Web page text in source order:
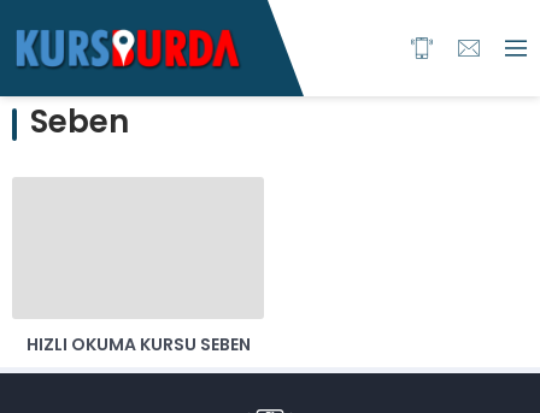
Seben
HIZLI OKUMA KURSU SEBEN